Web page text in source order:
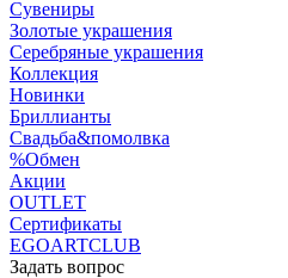
Сувениры
Золотые украшения
Серебряные украшения
Коллекция
Новинки
Бриллианты
Свадьба&помолвка
%Обмен
Акции
OUTLET
Сертификаты
EGOARTCLUB
Задать вопрос